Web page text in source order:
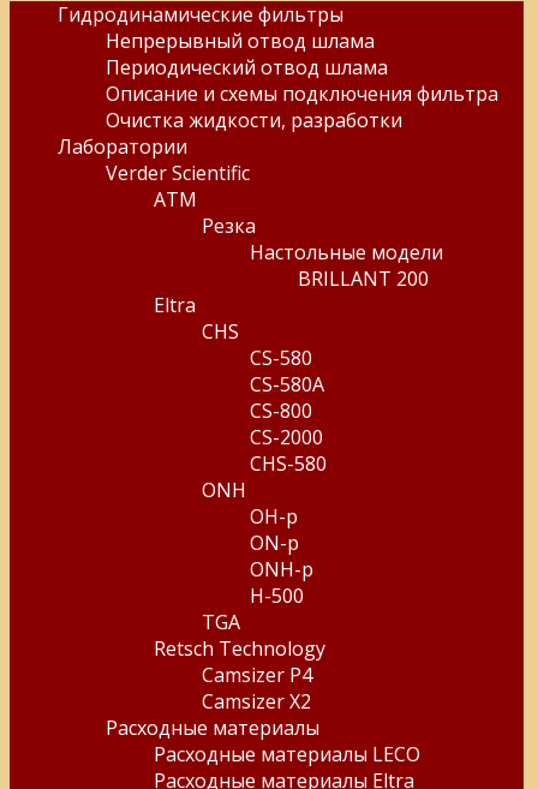
Гидродинамические фильтры
Непрерывный отвод шлама
Периодический отвод шлама
Описание и схемы подключения фильтра
Очистка жидкости, разработки
Лаборатории
Verder Scientific
ATM
Резка
Настольные модели
BRILLANT 200
Eltra
CHS
CS-580
CS-580A
CS-800
CS-2000
CHS-580
ONH
OH-p
ON-p
ONH-p
H-500
TGA
Retsch Technology
Camsizer P4
Camsizer X2
Расходные материалы
Расходные материалы LECO
Расходные материалы Eltra